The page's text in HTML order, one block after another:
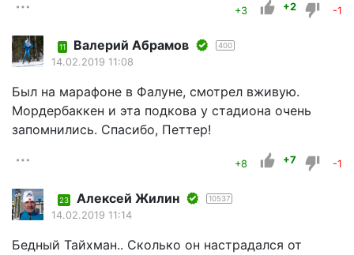
+3 +2 -1
11 Валерий Абрамов 400
14.02.2019 11:08
Был на марафоне в Фалуне, смотрел вживую.
Мордербаккен и эта подкова у стадиона очень
запомнились. Спасибо, Петтер!
+8 +7 -1
23 Алексей Жилин 10537
14.02.2019 11:14
Бедный Тайхман.. Сколько он настрадался от